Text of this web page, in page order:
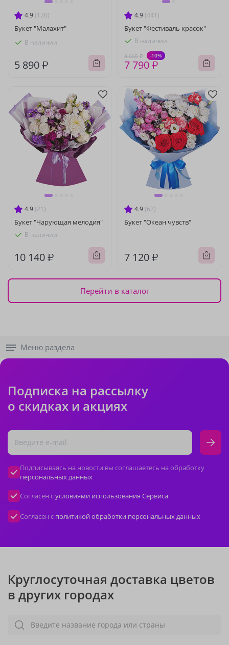
4.9 (120)
Букет "Малахит"
В наличии
5 890 ₽
4.9 (441)
Букет "Фестиваль красок"
В наличии
8 660 ₽ -10%
7 790 ₽
4.9 (21)
Букет "Чарующая мелодия"
В наличии
10 140 ₽
4.9 (62)
Букет "Океан чувств"
7 120 ₽
Перейти в каталог
Меню раздела
Подписка на рассылку
о скидках и акциях
Подписываясь на новости вы соглашаетесь на обработку
персональных данных
Согласен сусловиями использования Сервиса
Согласен с политикой обработки персональных данных
Круглосуточная доставка цветов
в других городах
Введите название города или страны